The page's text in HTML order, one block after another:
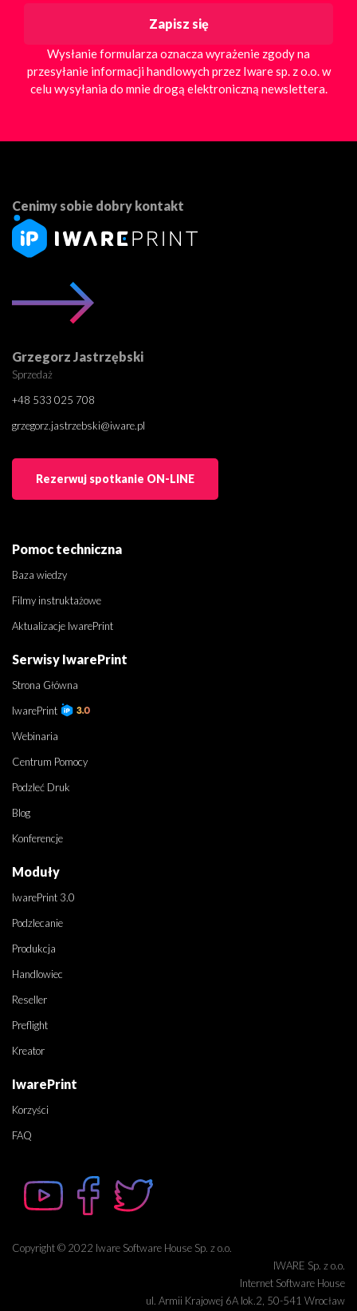
Wysłanie formularza oznacza wyrażenie zgody na
przesyłanie informacji handlowych przez Iware sp. z o.o. w
celu wysyłania do mnie drogą elektroniczną newslettera.
Cenimy sobie dobry kontakt
Grzegorz Jastrzębski
Sprzedaż
+48 533 025 708
grzegorz.jastrzebski@iware.pl
Rezerwuj spotkanie ON-LINE
Pomoc techniczna
Baza wiedzy
Filmy instruktażowe
Aktualizacje IwarePrint
Serwisy IwarePrint
Strona Główna
IwarePrint
Webinaria
Centrum Pomocy
Podzleć Druk
Blog
Konferencje
Moduły
IwarePrint 3.0
Podzlecanie
Produkcja
Handlowiec
Reseller
Preflight
Kreator
IwarePrint
Korzyści
FAQ
Copyright © 2022 Iware Software House Sp. z o.o.
IWARE Sp. z o.o.
Internet Software House
ul. Armii Krajowej 6A lok.2, 50-541 Wrocław